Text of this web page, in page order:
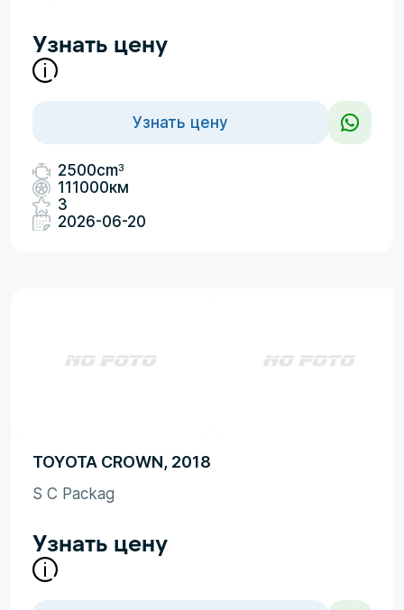
Узнать цену
Узнать цену
2500cm3
111000км
3
2026-06-20
TOYOTA CROWN, 2018
S C Packag
Узнать цену